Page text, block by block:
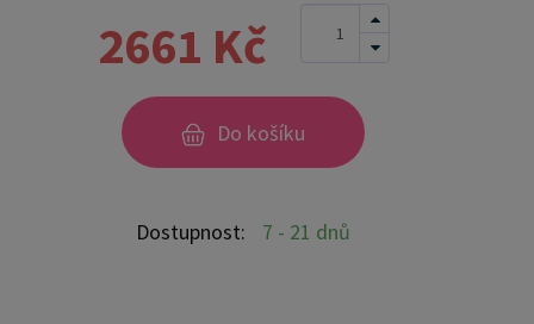
je normální jev a nepředstavuje výrobní vadu
matraci doporučujeme otáčet alespoň jednou za
dva měsíce všechny přírodní i umělé suroviny se
2661 Kč
Do košíku
Dostupnost: 7 - 21 dnů